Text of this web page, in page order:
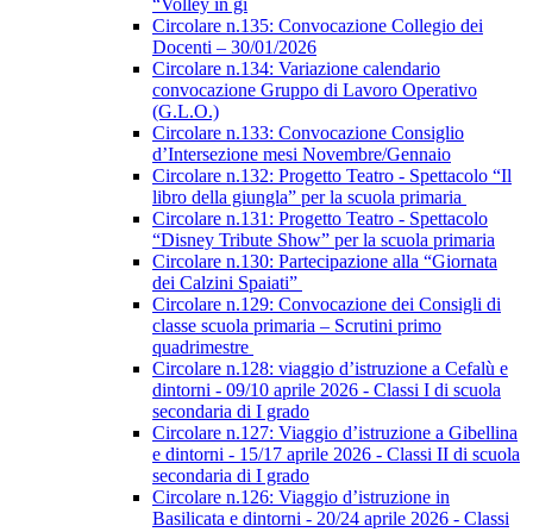
“Volley in gi
Circolare n.135: Convocazione Collegio dei
Docenti – 30/01/2026
Circolare n.134: Variazione calendario
convocazione Gruppo di Lavoro Operativo
(G.L.O.)
Circolare n.133: Convocazione Consiglio
d’Intersezione mesi Novembre/Gennaio
Circolare n.132: Progetto Teatro - Spettacolo “Il
libro della giungla” per la scuola primaria
Circolare n.131: Progetto Teatro - Spettacolo
“Disney Tribute Show” per la scuola primaria
Circolare n.130: Partecipazione alla “Giornata
dei Calzini Spaiati”
Circolare n.129: Convocazione dei Consigli di
classe scuola primaria – Scrutini primo
quadrimestre
Circolare n.128: viaggio d’istruzione a Cefalù e
dintorni - 09/10 aprile 2026 - Classi I di scuola
secondaria di I grado
Circolare n.127: Viaggio d’istruzione a Gibellina
e dintorni - 15/17 aprile 2026 - Classi II di scuola
secondaria di I grado
Circolare n.126: Viaggio d’istruzione in
Basilicata e dintorni - 20/24 aprile 2026 - Classi